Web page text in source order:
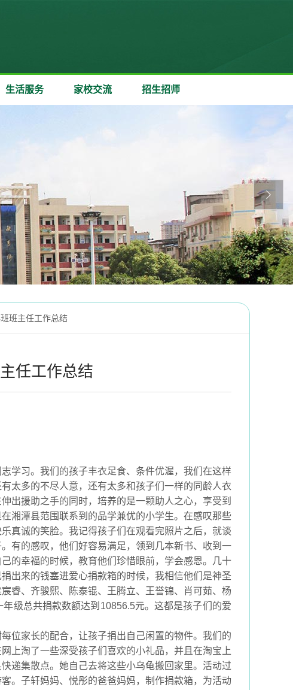
生活服务 家校交流 招生招师

班主任工作总结
任工作总结
学习。我们的孩子丰衣足食、条件优渥，我们在这样
太多的不尽人意，还有太多和孩子们一样的同龄人衣
出援助之手的同时，培养的是一颗助人之心，享受到
湘潭县范围联系到的品学兼优的小学生。在感叹那些
真诚的笑脸。我记得孩子们在观看完照片之后，就谈
有的感叹，他们好容易满足，领到几本新书、收到一
的幸福的时候，教育他们珍惜眼前，学会感恩。几十
出来的钱塞进爱心捐款箱的时候，我相信他们是神圣
睿、齐骏熙、陈泰锟、王腾立、王誉锦、肖可茹、杨
级总共捐款数额达到10856.5元。这都是孩子们的爱
位家长的配合，让孩子捐出自己闲置的物件。我们的
上淘了一些深受孩子们喜欢的小礼品，并且在淘宝上
递集散点。她自己去将这些小乌龟搬回家里。活动过
。子轩妈妈、悦彤的爸爸妈妈，制作捐款箱，为活动